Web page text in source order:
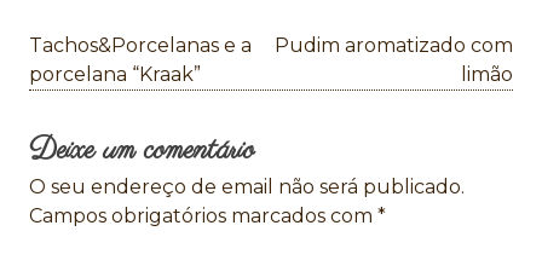
Navegação
de
artigos
Tachos&Porcelanas e a
porcelana “Kraak”
Pudim aromatizado com
limão
Deixe um comentário
O seu endereço de email não será publicado.
Campos obrigatórios marcados com *